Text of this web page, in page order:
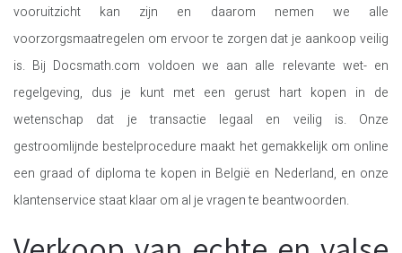
vooruitzicht kan zijn en daarom nemen we alle
voorzorgsmaatregelen om ervoor te zorgen dat je aankoop veilig
is. Bij Docsmath.com voldoen we aan alle relevante wet- en
regelgeving, dus je kunt met een gerust hart kopen in de
wetenschap dat je transactie legaal en veilig is. Onze
gestroomlijnde bestelprocedure maakt het gemakkelijk om online
een graad of diploma te kopen in België en Nederland, en onze
klantenservice staat klaar om al je vragen te beantwoorden.